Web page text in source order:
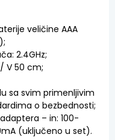
veličine AAA
2.4GHz;
V 50 cm;
sa svim primenljivim
o bezbednosti;
– in: 100-
(uključeno u set).